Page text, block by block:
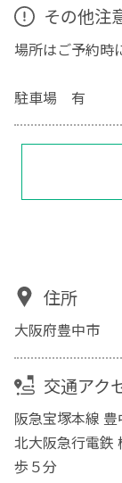
その他注
場所はご予約時
駐車場 有
住所
大阪府豊中市
交通アク
阪急宝塚本線
北大阪急行電
歩５分